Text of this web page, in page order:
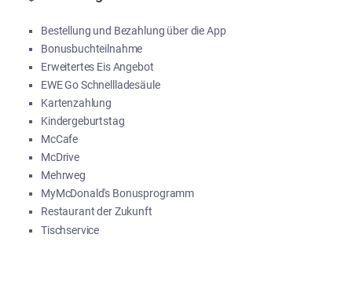
Bestellung und Bezahlung über die App
Bonusbuchteilnahme
Erweitertes Eis Angebot
EWE Go Schnellladesäule
Kartenzahlung
Kindergeburtstag
McCafe
McDrive
Mehrweg
MyMcDonald's Bonusprogramm
Restaurant der Zukunft
Tischservice